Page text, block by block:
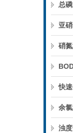
总
亚
硝
快
余
浊